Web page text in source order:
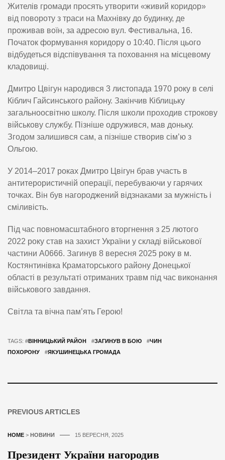
Жителів громади просять утворити «живий коридор»
від повороту з траси на Махнівку до будинку, де
проживав воїн, за адресою вул. Фестивальна, 16.
Початок формування коридору о 10:40. Після цього
відбудеться відспівування та поховання на місцевому
кладовищі.
Дмитро Цвігун народився 3 листопада 1970 року в селі
Кіблич Гайсинського району. Закінчив Кіблицьку
загальноосвітню школу. Після школи проходив строкову
військову службу. Пізніше одружився, мав доньку.
Згодом залишився сам, а пізніше створив сім’ю з
Ольгою.
У 2014–2017 роках Дмитро Цвігун брав участь в
антитерористичній операції, перебуваючи у гарячих
точках. Він був нагороджений відзнаками за мужність і
сміливість.
Під час повномасштабного вторгнення з 25 лютого
2022 року став на захист України у складі військової
частини А0666. Загинув 8 вересня 2025 року в м.
Костянтинівка Краматорського району Донецької
області в результаті отриманих травм під час виконання
військового завдання.
Світла та вічна пам’ять Герою!
TAGS: #ВІННИЦЬКИЙ РАЙОН #ЗАГИНУВ В БОЮ #ЧИН
ПОХОРОНУ
#ЯКУШИНЕЦЬКА ГРОМАДА
PREVIOUS ARTICLES
HOME > НОВИНИ 15 ВЕРЕСНЯ, 2025
Президент України нагородив